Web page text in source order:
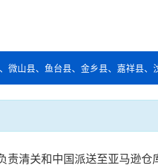
微山县、鱼台县、金乡县、嘉祥县
责清关和中国派送至亚马逊